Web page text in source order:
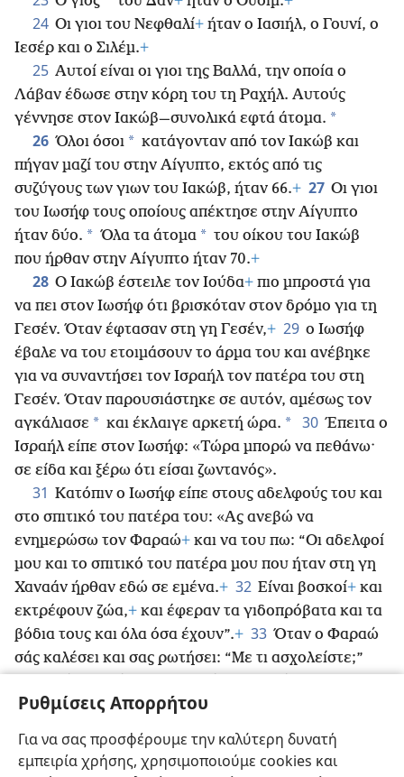
Ρυθμίσεις Απορρήτου
Για να σας προσφέρουμε την καλύτερη δυνατή
εμπειρία χρήσης, χρησιμοποιούμε cookies και
24 Οι γιοι του Νεφθαλί+ ήταν ο Ιασιήλ, ο Γουνί, ο
Ιεσέρ και ο Σιλέμ.+
25 Αυτοί είναι οι γιοι της Βαλλά, την οποία ο
Λάβαν έδωσε στην κόρη του τη Ραχήλ. Αυτούς
γέννησε στον Ιακώβ—συνολικά εφτά άτομα. *
26 Όλοι όσοι * κατάγονταν από τον Ιακώβ και
πήγαν μαζί του στην Αίγυπτο, εκτός από τις
συζύγους των γιων του Ιακώβ, ήταν 66.+ 27 Οι γιοι
του Ιωσήφ τους οποίους απέκτησε στην Αίγυπτο
ήταν δύο. * Όλα τα άτομα * του οίκου του Ιακώβ
που ήρθαν στην Αίγυπτο ήταν 70.+
28 Ο Ιακώβ έστειλε τον Ιούδα+ πιο μπροστά για
να πει στον Ιωσήφ ότι βρισκόταν στον δρόμο για τη
Γεσέν. Όταν έφτασαν στη γη Γεσέν,+ 29 ο Ιωσήφ
έβαλε να του ετοιμάσουν το άρμα του και ανέβηκε
για να συναντήσει τον Ισραήλ τον πατέρα του στη
Γεσέν. Όταν παρουσιάστηκε σε αυτόν, αμέσως τον
αγκάλιασε * και έκλαιγε αρκετή ώρα. * 30 Έπειτα ο
Ισραήλ είπε στον Ιωσήφ: «Τώρα μπορώ να πεθάνω·
σε είδα και ξέρω ότι είσαι ζωντανός».
31 Κατόπιν ο Ιωσήφ είπε στους αδελφούς του και
στο σπιτικό του πατέρα του: «Ας ανεβώ να
ενημερώσω τον Φαραώ+ και να του πω: “Οι αδελφοί
μου και το σπιτικό του πατέρα μου που ήταν στη γη
Χαναάν ήρθαν εδώ σε εμένα.+ 32 Είναι βοσκοί+ και
εκτρέφουν ζώα,+ και έφεραν τα γιδοπρόβατα και τα
βόδια τους και όλα όσα έχουν”.+ 33 Όταν ο Φαραώ
σάς καλέσει και σας ρωτήσει: “Με τι ασχολείστε;”
34
κτηνοτρόφοι από τη νεότητά μας μέχρι τώρα, και
εμείς και οι προπάτορές μας”,
ώστε να κατοικήσετε
στη γη Γεσέν,
επειδή κάθε βοσκός προβάτων είναι